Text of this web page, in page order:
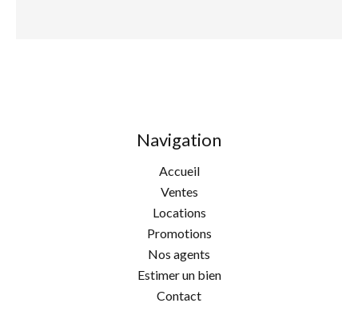
Navigation
Accueil
Ventes
Locations
Promotions
Nos agents
Estimer un bien
Contact